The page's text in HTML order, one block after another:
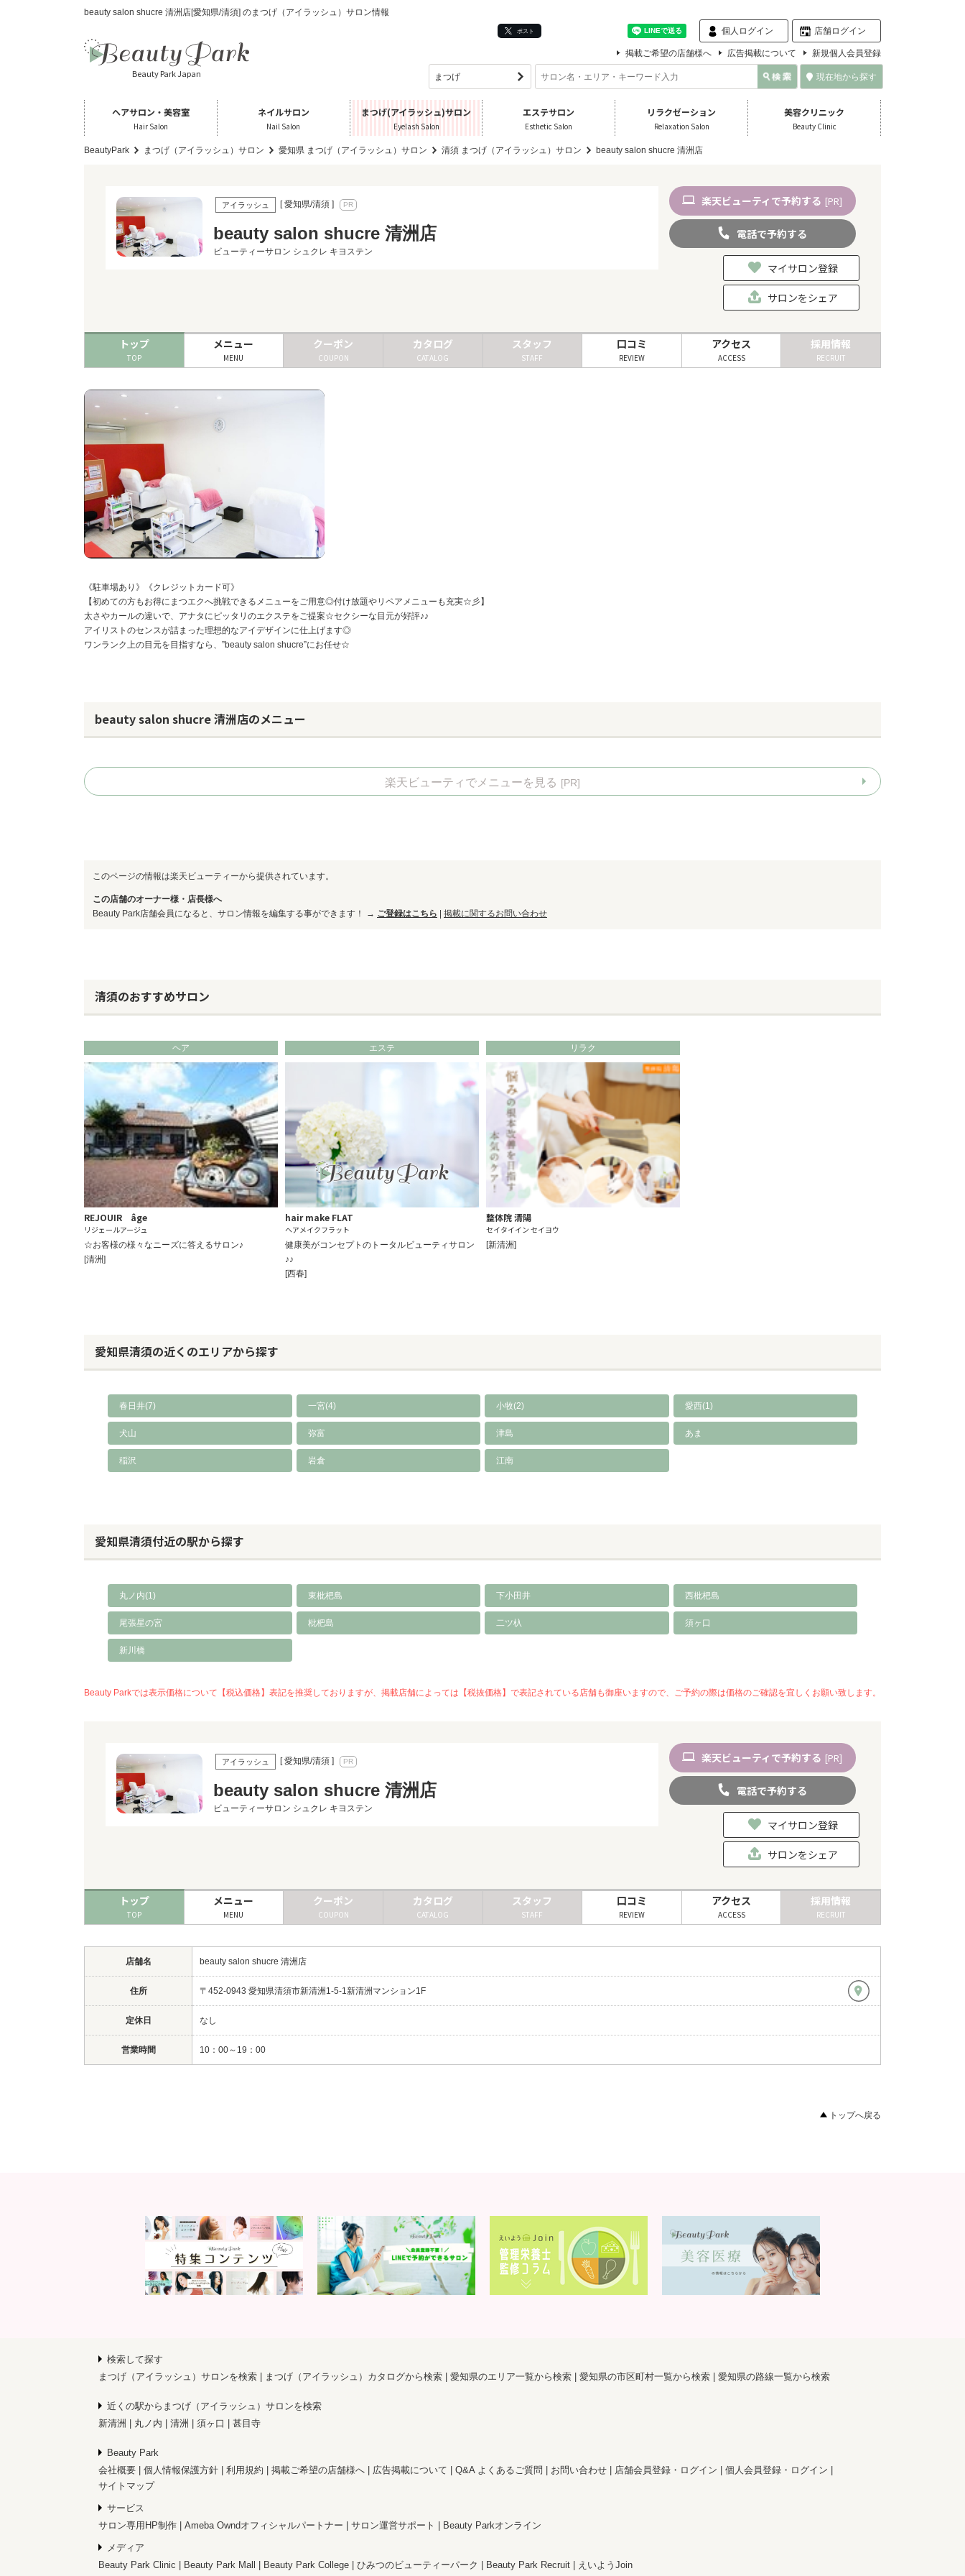
beauty salon shucre 清洲店[愛知県/清須] のまつげ（アイラッシュ）サロン情報
ポスト 個人ログイン 店舗ログイン
Beauty Park Japan
掲載ご希望の店舗様へ 広告掲載について 新規個人会員登録
現在地から探す
ヘアサロン・美容室
Hair Salon
ネイルサロン
Nail Salon
まつげ(アイラッシュ)サロン
Eyelash Salon
エステサロン
Esthetic Salon
リラクゼーション
Relaxation Salon
美容クリニック
Beauty Clinic
BeautyPark まつげ（アイラッシュ）サロン 愛知県 まつげ（アイラッシュ）サロン 清須 まつげ（アイラッシュ）サロン beauty salon shucre 清洲店
アイラッシュ [ 愛知県/清須 ]
beauty salon shucre 清洲店
ビューティーサロン シュクレ キヨステン
楽天ビューティ で予約する [PR]
電話で予約する
マイサロン登録
サロンをシェア
トップ
TOP
メニュー
MENU
クーポン
COUPON
カタログ
CATALOG
スタッフ
STAFF
口コミ
REVIEW
アクセス
ACCESS
採用情報
RECRUIT
《駐車場あり》《クレジットカード可》
【初めての方もお得にまつエクへ挑戦できるメニューをご用意◎付け放題やリペアメニューも充実☆彡】
太さやカールの違いで、アナタにピッタリのエクステをご提案☆セクシーな目元が好評♪♪
アイリストのセンスが詰まった理想的なアイデザインに仕上げます◎
ワンランク上の目元を目指すなら、”beauty salon shucre”にお任せ☆
beauty salon shucre 清洲店のメニュー
楽天ビューティでメニューを見る [PR]
このページの情報は楽天ビューティーから提供されています。
この店舗のオーナー様・店長様へ
Beauty Park店舗会員になると、サロン情報を編集する事ができます！ → ご登録はこちら | 掲載に関するお問い合わせ
清須のおすすめサロン
ヘア
REJOUIR âge
リジェールアージュ
☆お客様の様々なニーズに答えるサロン♪
[清洲]
エステ
hair make FLAT
ヘアメイクフラット
健康美がコンセプトのトータルビューティサロン
♪♪
[西春]
リラク
整体院 清陽
セイタイイン セイヨウ
[新清洲]
愛知県清須の近くのエリアから探す
春日井(7) 一宮(4) 小牧(2) 愛西(1)
犬山 弥富 津島 あま
稲沢 岩倉 江南
愛知県清須付近の駅から探す
丸ノ内(1) 東枇杷島 下小田井 西枇杷島
尾張星の宮 枇杷島 二ツ杁 須ヶ口
新川橋
Beauty Parkでは表示価格について【税込価格】表記を推奨しておりますが、掲載店舗によっては【税抜価格】で表記されている店舗も御座いますので、ご予約の際は価格のご確認を宜しくお願い致します。
アイラッシュ [ 愛知県/清須 ]
beauty salon shucre 清洲店
ビューティーサロン シュクレ キヨステン
楽天ビューティ で予約する [PR]
電話で予約する
マイサロン登録
サロンをシェア
トップ
TOP
メニュー
MENU
クーポン
COUPON
カタログ
CATALOG
スタッフ
STAFF
口コミ
REVIEW
アクセス
ACCESS
採用情報
RECRUIT
店舗名 beauty salon shucre 清洲店
住所 〒452-0943 愛知県清須市新清洲1-5-1新清洲マンション1F
定休日 なし
営業時間 10：00～19：00
トップへ戻る
検索して探す
まつげ（アイラッシュ）サロンを検索
まつげ（アイラッシュ）カタログから検索 愛知県のエリア一覧から検索 愛知県の市区町村一覧から検索 愛知県の路線一覧から検索
近くの駅からまつげ（アイラッシュ）サロンを検索
新清洲
丸ノ内 清洲 須ヶ口 甚目寺
Beauty Park
会社概要
個人情報保護方針 利用規約 掲載ご希望の店舗様へ 広告掲載について Q&A よくあるご質問 お問い合わせ 店舗会員登録・ログイン
個人会員登録・ログイン
サイトマップ
サービス
サロン専用HP制作
Ameba Owndオフィシャルパートナー サロン運営サポート Beauty Parkオンライン
メディア
Beauty Park Clinic
Beauty Park Mall Beauty Park College ひみつのビューティーパーク Beauty Park Recruit えいようJoin